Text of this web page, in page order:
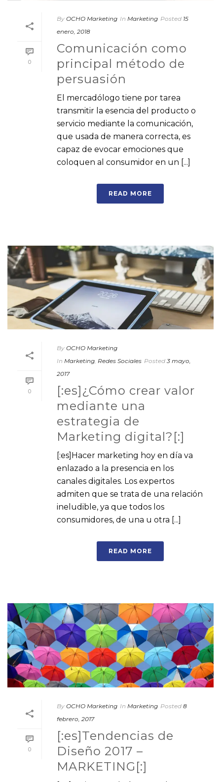
0
By OCHO Marketing In Marketing Posted 15
enero, 2018
Comunicación como
principal método de
persuasión
El mercadólogo tiene por tarea
transmitir la esencia del producto o
servicio mediante la comunicación,
que usada de manera correcta, es
capaz de evocar emociones que
coloquen al consumidor en un [...]
READ MORE
0
By OCHO Marketing
In Marketing, Redes Sociales Posted 3 mayo,
2017
[:es]¿Cómo crear valor
mediante una
estrategia de
Marketing digital?[:]
[:es]Hacer marketing hoy en día va
enlazado a la presencia en los
canales digitales. Los expertos
admiten que se trata de una relación
ineludible, ya que todos los
consumidores, de una u otra [...]
READ MORE
0
By OCHO Marketing In Marketing Posted 8
febrero, 2017
[:es]Tendencias de
Diseño 2017 –
MARKETING[:]